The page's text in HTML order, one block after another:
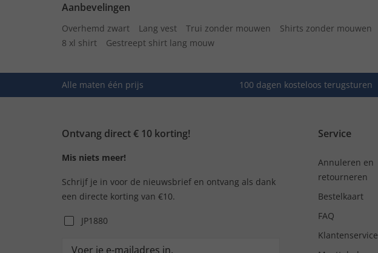
Aanbevelingen
Overhemd zwart Lang vest Trui zonder mouwen Shirts zonder mouwen
8 xl shirt
Gestreept shirt lang mouw
Alle maten één prijs 100 dagen kosteloos terugsturen
Ontvang direct € 10 korting!
Mis niets meer!
Schrijf je in voor de nieuwsbrief en ontvang als dank
een directe korting van €10.
JP1880
Service
Annuleren en
retourneren
Bestelkaart
FAQ
Klantenservice